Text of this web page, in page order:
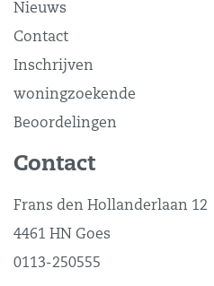
Nieuws
Contact
Inschrijven
woningzoekende
Beoordelingen
Contact
Frans den Hollanderlaan 12
4461 HN Goes
0113-250555